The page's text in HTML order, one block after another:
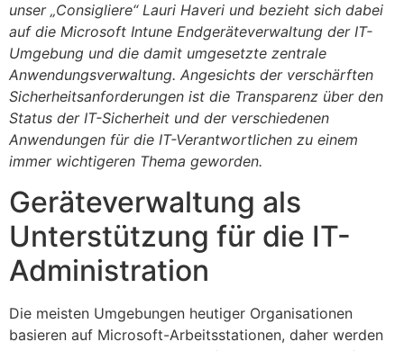
unser „Consigliere“ Lauri Haveri und bezieht sich dabei
auf die Microsoft Intune Endgeräteverwaltung der IT-
Umgebung und die damit umgesetzte zentrale
Anwendungsverwaltung. Angesichts der verschärften
Sicherheitsanforderungen ist die Transparenz über den
Status der IT-Sicherheit und der verschiedenen
Anwendungen für die IT-Verantwortlichen zu einem
immer wichtigeren Thema geworden.
Geräteverwaltung als
Unterstützung für die IT-
Administration
Die meisten Umgebungen heutiger Organisationen
basieren auf Microsoft-Arbeitsstationen, daher werden